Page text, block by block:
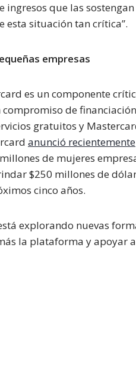
que las
esta situación tan crítica”.
empresas
es un componente
compromiso de
gratuitos y
anunció recientemente
de mujeres
$250 millones de
cinco años.
explorando nuevas
la plataforma y apoyar